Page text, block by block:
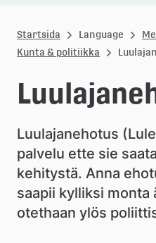
u
l
e
k
o
m
m
Startsida Language
Kunta & politiikka
Luulajanehotus
palvelu ette sie
kehitystä. Anna
saapii kylliksi monta
otethaan ylös